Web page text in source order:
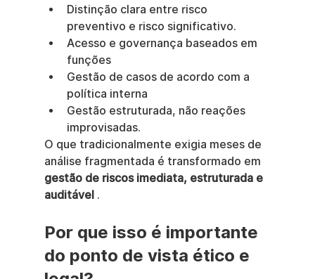
Distinção clara entre risco
preventivo e risco significativo.
Acesso e governança baseados em
funções
Gestão de casos de acordo com a
política interna
Gestão estruturada, não reações
improvisadas.
O que tradicionalmente exigia meses de
análise fragmentada é transformado em
gestão de riscos imediata, estruturada e
auditável .
Por que isso é importante
do ponto de vista ético e